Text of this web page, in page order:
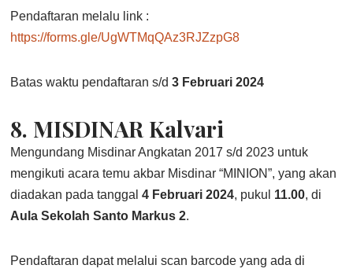
Pendaftaran melalu link :
https://forms.gle/UgWTMqQAz3RJZzpG8
Batas waktu pendaftaran s/d3 Februari 2024
8. MISDINAR Kalvari
Mengundang Misdinar Angkatan 2017 s/d 2023 untuk
mengikuti acara temu akbar Misdinar “MINION”, yang akan
diadakan pada tanggal4 Februari 2024, pukul 11.00, di
Aula Sekolah Santo Markus 2.
Pendaftaran dapat melalui scan barcode yang ada di